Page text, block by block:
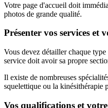
Votre page d'accueil doit
photos de grande qualité.
Présenter vos services et
Vous devez détailler chaque
service doit avoir sa propre
Il existe de nombreuses
squelettique ou la kinésithérapie
Vos qualifications et